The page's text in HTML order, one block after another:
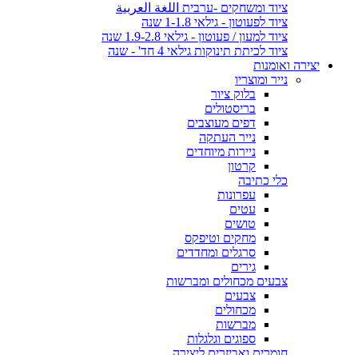
ציוד ומשחקים -ערבית اللغة العربية
ציוד לפעוטון - גילאי 1-1.8 שנה
ציוד למעון / פעוטון - גילאי 1.9-2.8 שנה
ציוד לכיתת תינוקות גילאי 4 חד' - שנה
יצירה ואומנות
נייר ומוצריו
בלוק ציור
בריסטולים
דפים מעוצבים
נייר העתקה
ניירות מיוחדים
קרטון
כלי כתיבה
עפרונות
עטים
טושים
מחקים וטיפקס
סרגלים ומחדדים
גירים
צבעים מכחולים ומברשות
צבעים
מכחולים
מברשות
ספוגים וגלגלות